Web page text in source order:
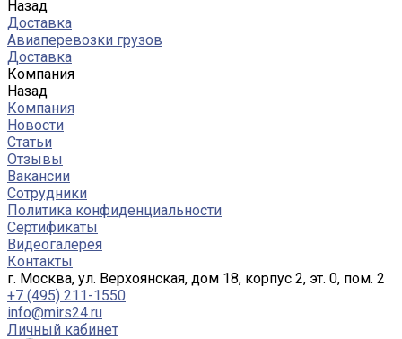
Назад
Доставка
Авиаперевозки грузов
Доставка
Компания
Назад
Компания
Новости
Статьи
Отзывы
Вакансии
Сотрудники
Политика конфиденциальности
Сертификаты
Видеогалерея
Контакты
г. Москва, ул. Верхоянская, дом 18, корпус 2, эт. 0, пом. 2
+7 (495) 211-1550
info@mirs24.ru
Личный кабинет